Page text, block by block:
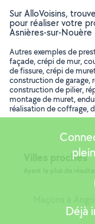
Sur AlloVoisins,
pour réaliser votre
Asnières-sur-
Autres exemples de
façade, crépi de mur,
de fissure, crépi de
construction de garage,
construction de pilier,
montage de muret,
réalisation de coffrage,
Villes proches
Ayant le plus de
Maçons à
Déjà